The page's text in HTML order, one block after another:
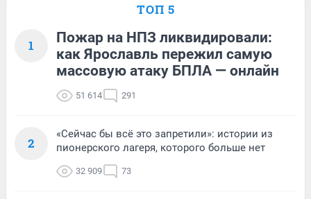
ТОП 5
1
Пожар на НПЗ ликвидировали:
как Ярославль пережил самую
массовую атаку БПЛА — онлайн
51 614 291
2
«Сейчас бы всё это запретили»: истории из
пионерского лагеря, которого больше нет
32 909 73